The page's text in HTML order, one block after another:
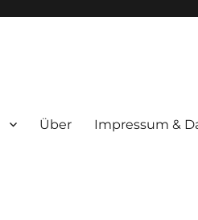
Über Impressum &